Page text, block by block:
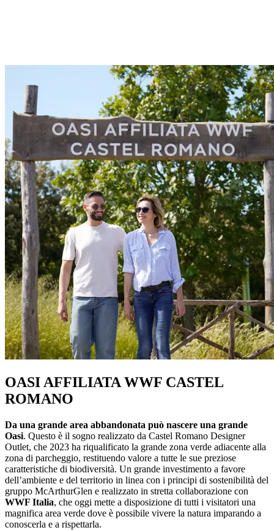
OASI AFFILIATA WWF CASTEL
ROMANO
Da una grande area abbandonata può nascere una grande
Oasi. Questo è il sogno realizzato da Castel Romano Designer
Outlet, che 2023 ha riqualificato la grande zona verde adiacente alla
zona di parcheggio, restituendo valore a tutte le sue preziose
caratteristiche di biodiversità. Un grande investimento a favore
dell’ambiente e del territorio in linea con i principi di sostenibilità del
gruppo McArthurGlen e realizzato in stretta collaborazione con
WWF Italia, che oggi mette a disposizione di tutti i visitatori una
magnifica area verde dove è possibile vivere la natura imparando a
conoscerla e a rispettarla.